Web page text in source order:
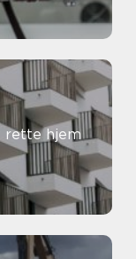
rette hjem